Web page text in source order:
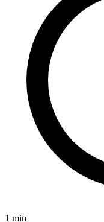
1 min